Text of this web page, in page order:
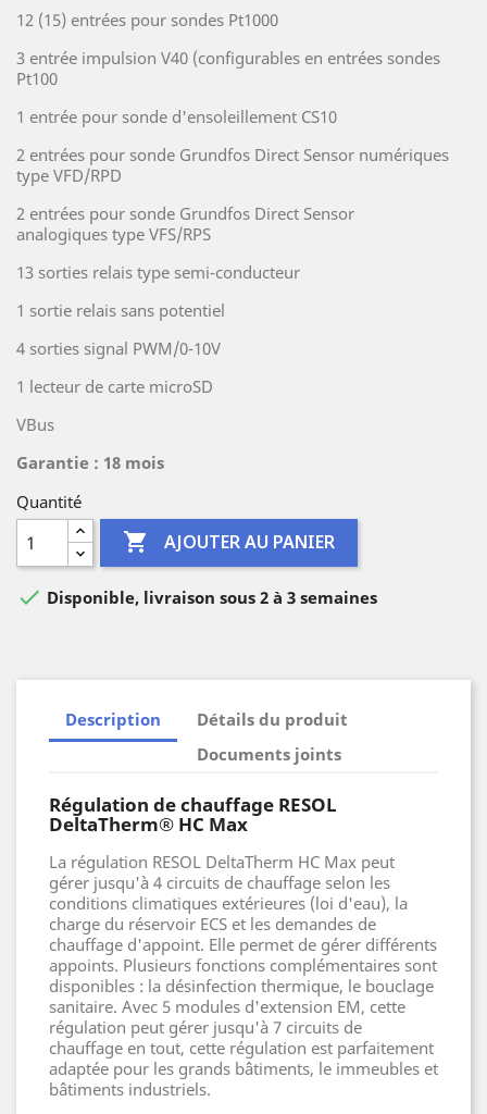
12 (15) entrées pour sondes Pt1000
3 entrée impulsion V40 (configurables en entrées sondes
Pt100
1 entrée pour sonde d'ensoleillement CS10
2 entrées pour sonde Grundfos Direct Sensor numériques
type VFD/RPD
2 entrées pour sonde Grundfos Direct Sensor
analogiques type VFS/RPS
13 sorties relais type semi-conducteur
1 sortie relais sans potentiel
4 sorties signal PWM/0-10V
1 lecteur de carte microSD
VBus
Garantie : 18 mois
Quantité
 AJOUTER AU PANIER
 Disponible, livraison sous 2 à 3 semaines
Description
Détails du produit
Documents joints
Régulation de chauffage RESOL
DeltaTherm® HC Max
La régulation RESOL DeltaTherm HC Max peut
gérer jusqu'à 4 circuits de chauffage selon les
conditions climatiques extérieures (loi d'eau), la
charge du réservoir ECS et les demandes de
chauffage d'appoint. Elle permet de gérer différents
appoints. Plusieurs fonctions complémentaires sont
disponibles : la désinfection thermique, le bouclage
sanitaire. Avec 5 modules d'extension EM, cette
régulation peut gérer jusqu'à 7 circuits de
chauffage en tout, cette régulation est parfaitement
adaptée pour les grands bâtiments, le immeubles et
bâtiments industriels.